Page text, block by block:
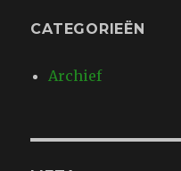
CATEGORIEËN
Archief